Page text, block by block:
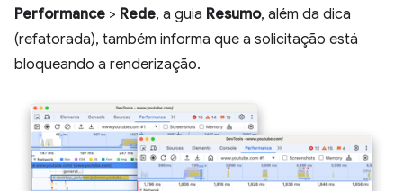
Performance > Rede, a guia Resumo, além da dica
(refatorada), também informa que a solicitação está
bloqueando a renderização.